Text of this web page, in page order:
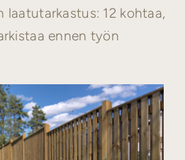
laatutarkastus: 12 kohtaa,
ennen työn